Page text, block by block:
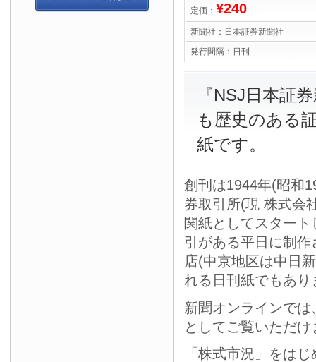
定価： ¥240
新聞社： 日本証券新聞社
発行間隔： 日刊
『NSJ日本証
も歴史のある
紙です。
創刊は1944年(昭和
券取引所(現 株式会
関紙としてスター
引がある平日に制
店(中京地区は中日
れる日刊紙でもあり
新聞オンラインで
としてご覧いただけ
「株式市況」をは